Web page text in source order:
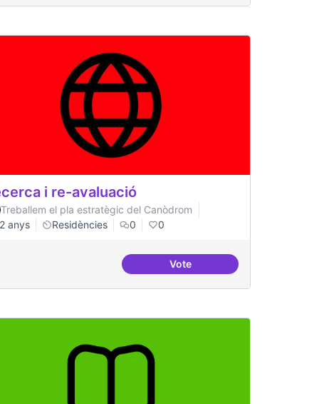
i re-avaluació
Treballem el pla estratègic del Canòdrom
2 anys
Residències 0 0
VoteRecerca i re-avaluació